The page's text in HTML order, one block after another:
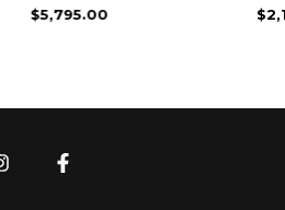
$5,795.00